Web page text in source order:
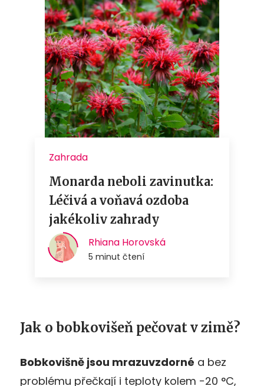
Jak o bobkovišeň pečovat v zimě?
Bobkovišně jsou mrazuvzdorné a bez
problému přečkají i teploty kolem −20 °C,